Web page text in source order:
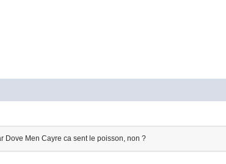
Dove Men Cayre ca sent le poisson, non ?